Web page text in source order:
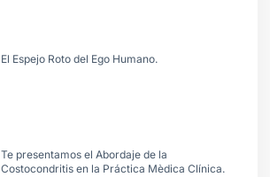
El Espejo Roto del Ego Humano.
Te presentamos el Abordaje de la
Costocondritis en la Práctica Mèdica Clínica.